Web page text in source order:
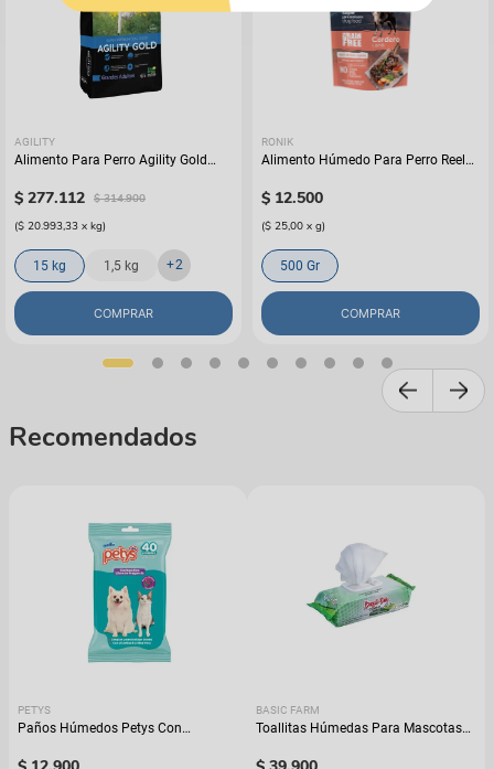
AGILITY
Alimento Para Perro Agility Gold
$ 277.112 $ 314.900
($ 20.993,33 x kg)
15 kg 1,5 kg +2
COMPRAR
RONIK
Alimento Húmedo Para Perro Reelds
$ 12.500
($ 25,00 x g)
500 Gr
COMPRAR
Recomendados
PETYS
Paños Húmedos Petys Con
BASIC FARM
Toallitas Húmedas Para Mascotas